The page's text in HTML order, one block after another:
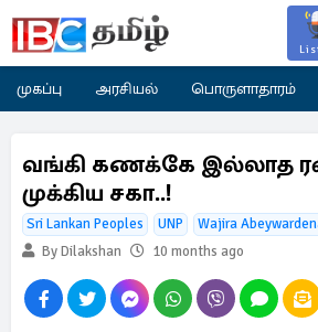
முகப்பு அரசியல் பொருளாதாரம்
வங்கி கணக்கே இல்லாத
முக்கிய சகா..!
Sri Lankan Peoples UNP
Wajira
By Dilakshan
10 months ago